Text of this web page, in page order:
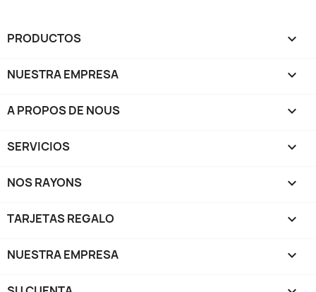
PRODUCTOS 
NUESTRA EMPRESA 
A PROPOS DE NOUS 
SERVICIOS 
NOS RAYONS 
TARJETAS REGALO 
NUESTRA EMPRESA 